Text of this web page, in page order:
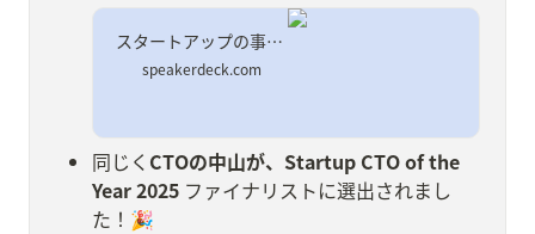
スタートアップの事業成長を支えるアーキテクチャとエンジニアリング
speakerdeck.com
同じく CTOの中山が、Startup CTO of the
Year 2025 ファイナリストに選出されまし
た！🎉